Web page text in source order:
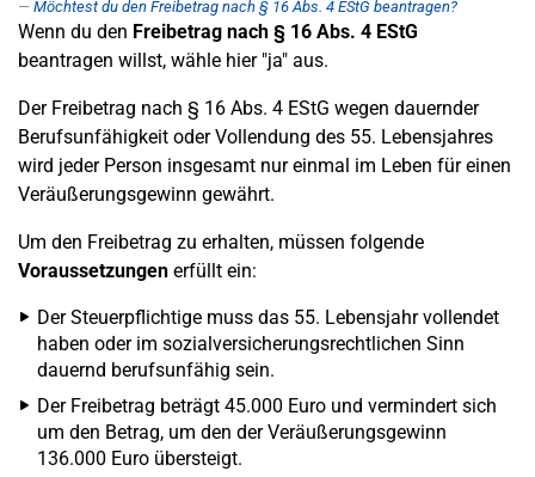
Möchtest du den Freibetrag nach § 16 Abs. 4 EStG beantragen?
Wenn du den Freibetrag nach § 16 Abs. 4 EStG
beantragen willst, wähle hier "ja" aus.
Der Freibetrag nach § 16 Abs. 4 EStG wegen dauernder
Berufsunfähigkeit oder Vollendung des 55. Lebensjahres
wird jeder Person insgesamt nur einmal im Leben für einen
Veräußerungsgewinn gewährt.
Um den Freibetrag zu erhalten, müssen folgende
Voraussetzungen erfüllt ein:
Der Steuerpflichtige muss das 55. Lebensjahr vollendet
haben oder im sozialversicherungsrechtlichen Sinn
dauernd berufsunfähig sein.
Der Freibetrag beträgt 45.000 Euro und vermindert sich
um den Betrag, um den der Veräußerungsgewinn
136.000 Euro übersteigt.